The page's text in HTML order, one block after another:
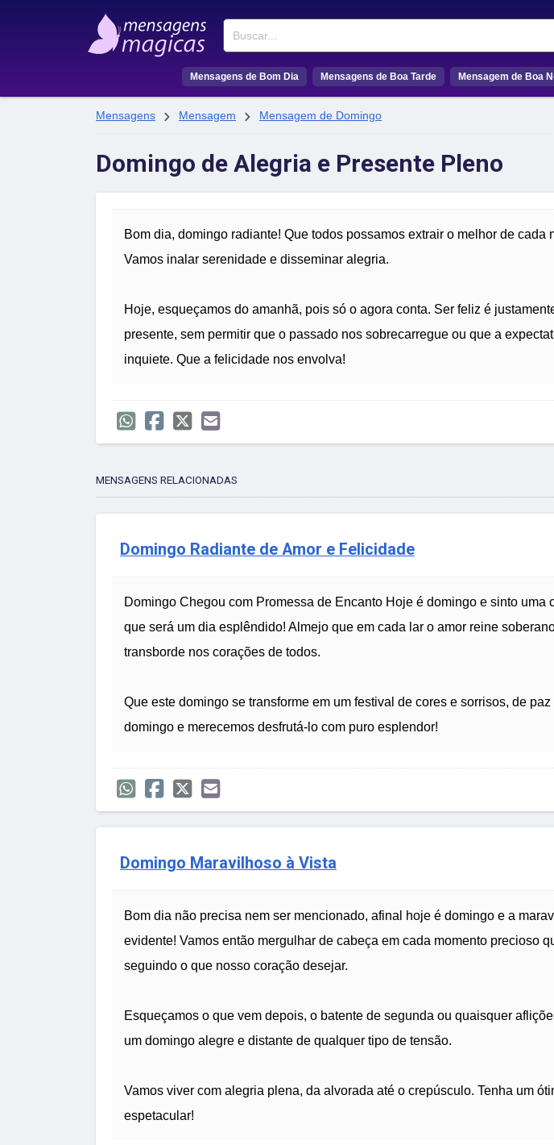
Buscar
Mensagens de Bom Dia Mensagens de Boa Tarde Mensagem de Boa
Mensagens  Mensagem  Mensagem de Domingo
Domingo de Alegria e Presente Pleno
Bom dia, domingo radiante! Que todos possamos extrair o melhor de cada
Vamos inalar serenidade e disseminar alegria.
Hoje, esqueçamos do amanhã, pois só o agora conta. Ser feliz é
presente, sem permitir que o passado nos sobrecarregue ou que a
inquiete. Que a felicidade nos envolva!
MENSAGENS RELACIONADAS
Domingo Radiante de Amor e Felicidade
Domingo Chegou com Promessa de Encanto Hoje é domingo e sinto uma
que será um dia esplêndido! Almejo que em cada lar o amor reine
transborde nos corações de todos.
Que este domingo se transforme em um festival de cores e sorrisos, de
domingo e merecemos desfrutá-lo com puro esplendor!
Domingo Maravilhoso à Vista
Bom dia não precisa nem ser mencionado, afinal hoje é domingo e a
evidente! Vamos então mergulhar de cabeça em cada momento precioso
seguindo o que nosso coração desejar.
Esqueçamos o que vem depois, o batente de segunda ou quaisquer
um domingo alegre e distante de qualquer tipo de tensão.
Vamos viver com alegria plena, da alvorada até o crepúsculo. Tenha um
espetacular!